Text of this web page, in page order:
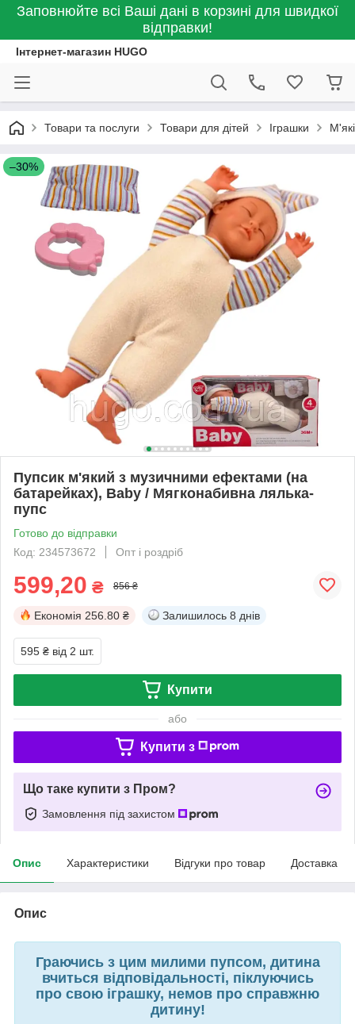
Заповнюйте всі Ваші дані в корзині для швидкої
відправки!
Інтернет-магазин HUGO
Товари та послуги Товари для дітей Іграшки
–30%
Пупсик м'який з музичними ефектами (на
батарейках), Baby / Мягконабивна лялька-
пупс
Готово до відправки
Код: 234573672
Опт і роздріб
599,20 ₴ 856 ₴
Економія 256.80 ₴ Залишилось 8 днів
595 ₴ від 2 шт.
Купити
або
Купити з
Що таке купити з Пром?
Замовлення під захистом
Опис Характеристики Відгуки про товар Доставка
Опис
Граючись з цим милими пупсом, дитина
вчиться відповідальності, піклуючись
про свою іграшку, немов про справжню
дитину!